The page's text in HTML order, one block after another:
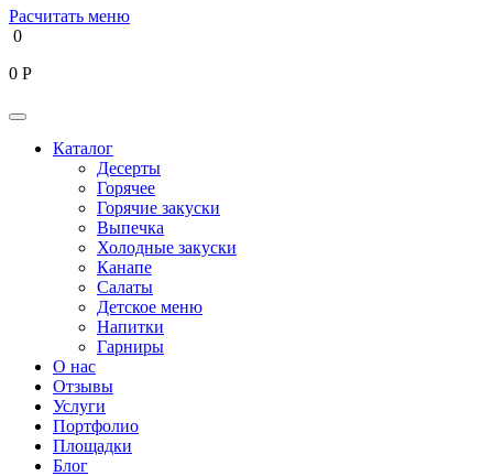
Расчитать меню
0
0 Р
Каталог
Десерты
Горячее
Горячие закуски
Выпечка
Холодные закуски
Канапе
Салаты
Детское меню
Напитки
Гарниры
О нас
Отзывы
Услуги
Портфолио
Площадки
Блог